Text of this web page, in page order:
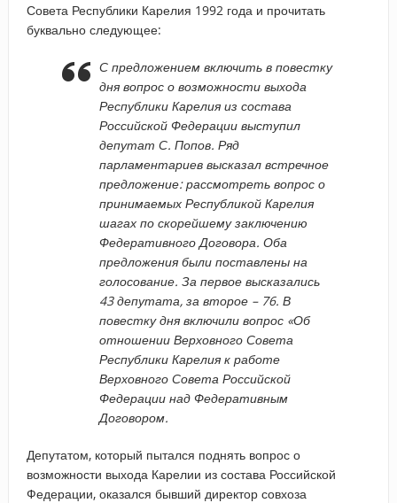
Совета Республики Карелия 1992 года и прочитать
буквально следующее:
С предложением включить в повестку
дня вопрос о возможности выхода
Республики Карелия из состава
Российской Федерации выступил
депутат С. Попов. Ряд
парламентариев высказал встречное
предложение: рассмотреть вопрос о
принимаемых Республикой Карелия
шагах по скорейшему заключению
Федеративного Договора. Оба
предложения были поставлены на
голосование. За первое высказались
43 депутата, за второе – 76. В
повестку дня включили вопрос «Об
отношении Верховного Совета
Республики Карелия к работе
Верховного Совета Российской
Федерации над Федеративным
Договором.
Депутатом, который пытался поднять вопрос о
возможности выхода Карелии из состава Российской
Федерации, оказался бывший директор совхоза